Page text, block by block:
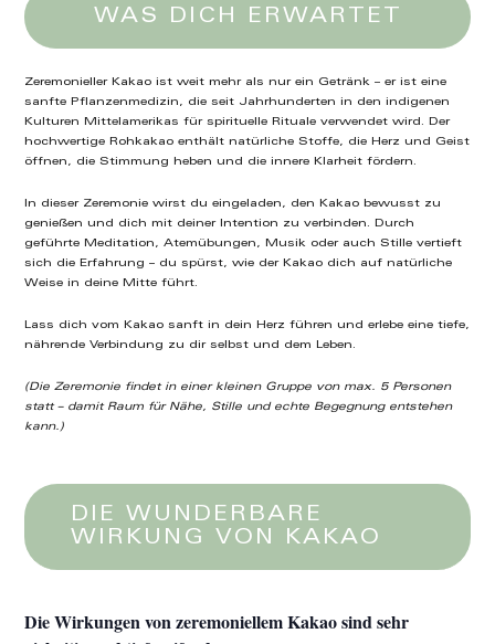
WAS DICH ERWARTET
Zeremonieller Kakao ist weit mehr als nur ein Getränk – er ist eine
sanfte Pflanzenmedizin, die seit Jahrhunderten in den indigenen
Kulturen Mittelamerikas für spirituelle Rituale verwendet wird. Der
hochwertige Rohkakao enthält natürliche Stoffe, die Herz und Geist
öffnen, die Stimmung heben und die innere Klarheit fördern.
In dieser Zeremonie wirst du eingeladen, den Kakao bewusst zu
genießen und dich mit deiner Intention zu verbinden. Durch
geführte Meditation, Atemübungen, Musik oder auch Stille vertieft
sich die Erfahrung – du spürst, wie der Kakao dich auf natürliche
Weise in deine Mitte führt.
Lass dich vom Kakao sanft in dein Herz führen und erlebe eine tiefe,
nährende Verbindung zu dir selbst und dem Leben.
(Die Zeremonie findet in einer kleinen Gruppe von max. 5 Personen
statt – damit Raum für Nähe, Stille und echte Begegnung entstehen
kann.)
DIE WUNDERBARE
WIRKUNG VON KAKAO
Die Wirkungen von zeremoniellem Kakao sind sehr